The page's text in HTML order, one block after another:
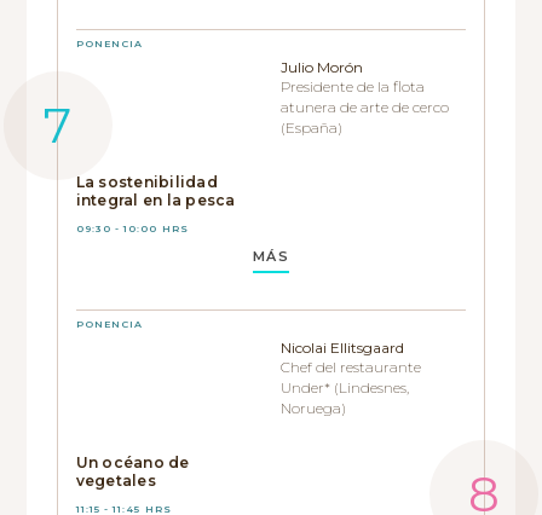
PONENCIA
La sostenibilidad
integral en la pesca
09:30 - 10:00 HRS
Julio Morón
Presidente de la flota
atunera de arte de cerco
(España)
MÁS
PONENCIA
Un océano de
vegetales
11:15 - 11:45 HRS
Nicolai Ellitsgaard
Chef del restaurante
Under* (Lindesnes,
Noruega)